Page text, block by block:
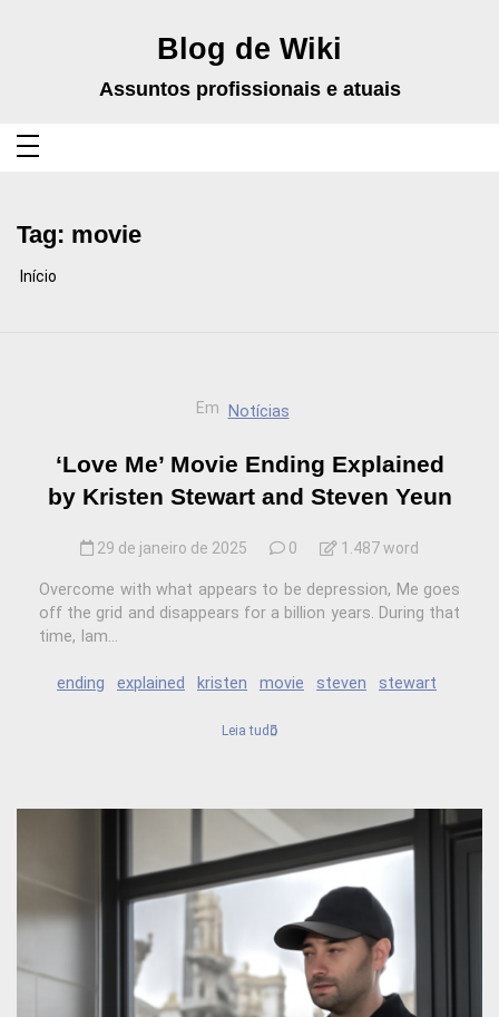
Blog de Wiki
Assuntos profissionais e atuais
Tag: movie
Início
Em Notícias
‘Love Me’ Movie Ending Explained
by Kristen Stewart and Steven Yeun
29 de janeiro de 2025 0 1.487 word
Overcome with what appears to be depression, Me goes
off the grid and disappears for a billion years. During that
time, Iam...
ending explained kristen movie steven stewart
Leia tudo